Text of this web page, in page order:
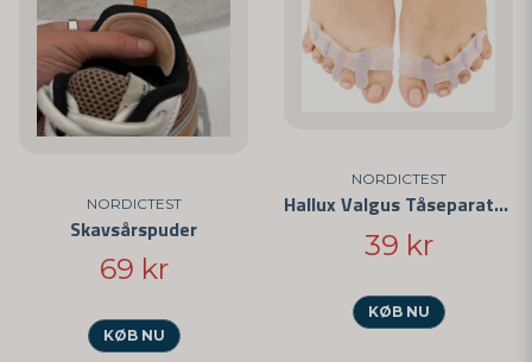
NORDICTEST
Skavsårspuder
69 kr
KØB NU
NORDICTEST
Hallux Valgus Tåseparatorer
39 kr
KØB NU